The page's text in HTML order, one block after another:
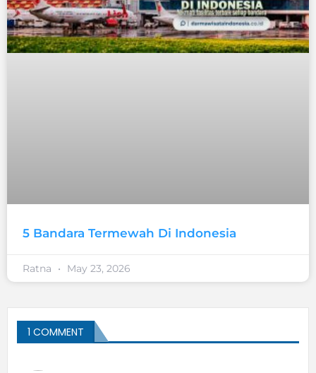
5 Bandara Termewah Di Indonesia
Ratna May 23, 2026
1 COMMENT